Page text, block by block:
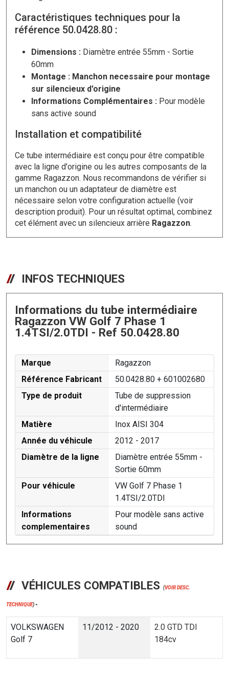
Caractéristiques techniques pour la
référence 50.0428.80 :
Dimensions : Diamètre entrée 55mm - Sortie
60mm
Montage : Manchon necessaire pour montage
sur silencieux d'origine
Informations Complémentaires : Pour modèle
sans active sound
Installation et compatibilité
Ce tube intermédiaire est conçu pour être compatible
avec la ligne d'origine ou les autres composants de la
gamme Ragazzon. Nous recommandons de vérifier si
un manchon ou un adaptateur de diamètre est
nécessaire selon votre configuration actuelle (voir
description produit). Pour un résultat optimal, combinez
cet élément avec un silencieux arrière Ragazzon.
INFOS TECHNIQUES
Informations du tube intermédiaire
Ragazzon VW Golf 7 Phase 1
1.4TSI/2.0TDI - Ref 50.0428.80
Marque
Ragazzon
Référence Fabricant
50.0428.80 + 601002680
Type de produit
Tube de suppression
d'intermédiaire
Matière
Inox AISI 304
Année du véhicule
2012 - 2017
Diamètre de la ligne
Diamètre entrée 55mm -
Sortie 60mm
Pour véhicule
VW Golf 7 Phase 1
1.4TSI/2.0TDI
Informations
complementaires
Pour modèle sans active
sound
VÉHICULES COMPATIBLES (VOIR DESC.
TECHNIQUE) *
VOLKSWAGEN
Golf 7
11/2012 - 2020
2.0 GTD TDI
184cv